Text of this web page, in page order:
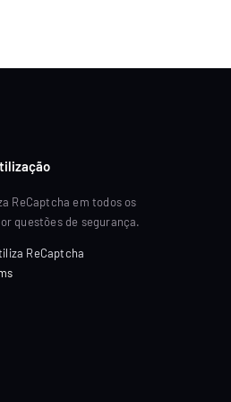
ReCaptcha em todos os
questões de segurança.